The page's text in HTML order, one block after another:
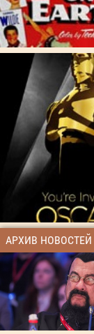
АРХИВ НОВОСТЕЙ